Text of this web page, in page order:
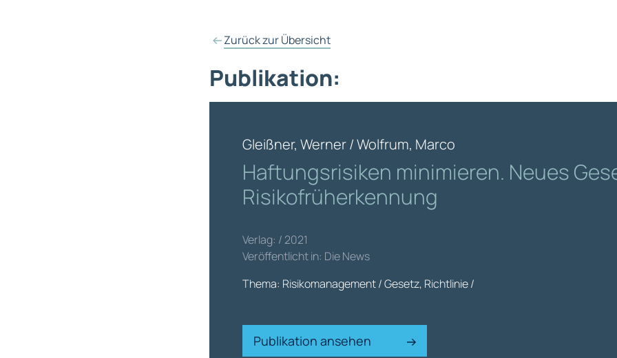
Zurück zur Übersicht
Publikation:
Gleißner, Werner / Wolfrum, Marco
Haftungsrisiken minimieren. Neues
Risikofrüherkennung
Verlag: / 2021
Veröffentlicht in: Die News
Thema: Risikomanagement / Gesetz, Richtlinie /
Publikation ansehen